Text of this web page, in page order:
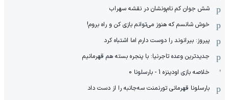
شش جوان کم نام‌و‌نشان در نقشه سهراب
خوش شانسم که هنوز می‌توانم بازی کن و راه بروم!
پیروز: بیرانوند را دوست دارم اما اشتباه کرد
جدیدترین وعده تاجرنیا: با پنجره بسته هم قهرمانیم
خلاصه بازی اودینزه 1 - بارسلونا 0
بارسلونا قهرمانی تورنمنت سه‌جانبه را از دست داد